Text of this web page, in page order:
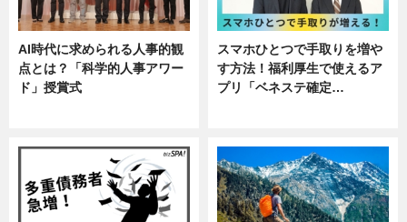
AI時代に求められる人事的観
点とは？「科学的人事アワー
ド」授賞式
スマホひとつで手取りを増や
す方法！福利厚生で使えるア
プリ「ベネステ確定…